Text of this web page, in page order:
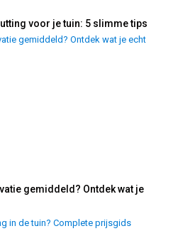
voor je tuin: 5 slimme tips
gemiddeld? Ontdek wat je